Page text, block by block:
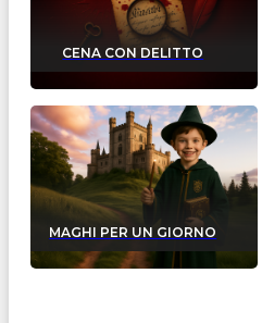
CENA CON DELITTO
MAGHI PER UN GIORNO